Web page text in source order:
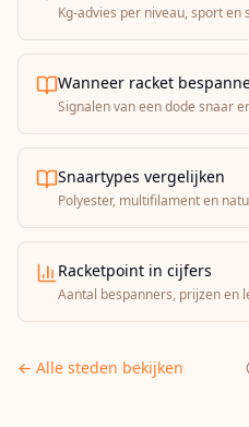
Kg-advies per niveau, sport en
Wanneer racket
Signalen van een dode snaar
Snaartypes vergelijken
Polyester, multifilament en
Racketpoint in cijfers
Aantal bespanners, prijzen en
← Alle steden bekijken